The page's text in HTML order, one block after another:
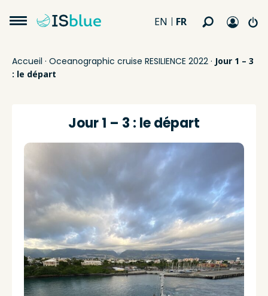
EN FR
Accueil · Oceanographic cruise RESILIENCE 2022 · Jour 1 – 3
: le départ
Jour 1 – 3 : le départ